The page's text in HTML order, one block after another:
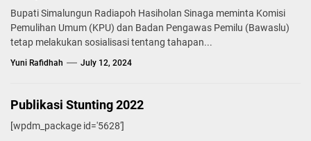
Bupati Simalungun Radiapoh Hasiholan Sinaga meminta Komisi
Pemulihan Umum (KPU) dan Badan Pengawas Pemilu (Bawaslu)
tetap melakukan sosialisasi tentang tahapan...
Yuni Rafidhah July 12, 2024
Publikasi Stunting 2022
[wpdm_package id='5628']